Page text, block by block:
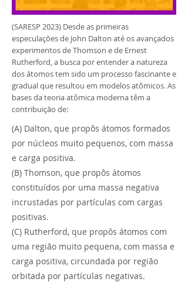
(SARESP 2023) Desde as primeiras
especulações de John Dalton até os avançados
experimentos de Thomson e de Ernest
Rutherford, a busca por entender a natureza
dos átomos tem sido um processo fascinante e
gradual que resultou em modelos atômicos. As
bases da teoria atômica moderna têm a
contribuição de:
(A) Dalton, que propôs átomos formados
por núcleos muito pequenos, com massa
e carga positiva.
(B) Thomson, que propôs átomos
constituídos por uma massa negativa
incrustadas por partículas com cargas
positivas.
(C) Rutherford, que propôs átomos com
uma região muito pequena, com massa e
carga positiva, circundada por região
orbitada por partículas negativas.